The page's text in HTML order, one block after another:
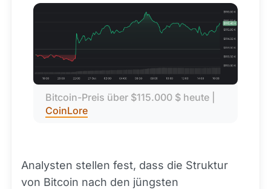
CoinLore
Analysten stellen fest, dass die Struktur
von Bitcoin nach den jüngsten